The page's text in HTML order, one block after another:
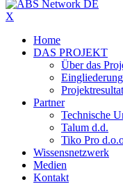
X
Home
DAS PROJEKT
Über das
Partner
Technische
Talum d.d.
Tiko Pro
Wissensnetzwerk
Medien
Kontakt